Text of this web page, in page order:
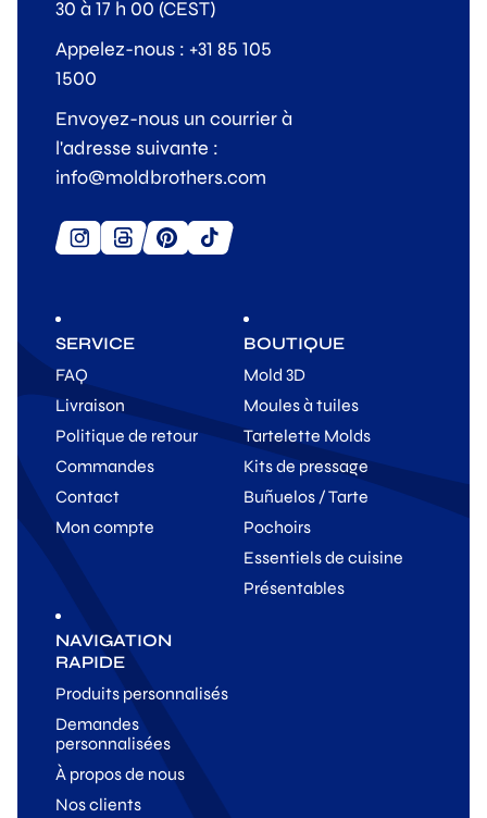
SERVICE
FAQ
Livraison
Politique de retour
Commandes
Contact
Mon compte
BOUTIQUE
Mold 3D
Moules à tuiles
Tartelette Molds
Kits de pressage
Buñuelos / Tarte
Pochoirs
Essentiels de cuisine
Présentables
NAVIGATION
RAPIDE
Produits personnalisés
Demandes
personnalisées
À propos de nous
Nos clients
30 à 17 h 00 (CEST)
Appelez-nous : +31 85 105
1500
Envoyez-nous un courrier à
l'adresse suivante :
info@moldbrothers.com